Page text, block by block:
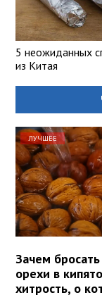
5 неожиданных
из Китая
ЛУЧШЕЕ
Зачем
орехи в
хитрость, о